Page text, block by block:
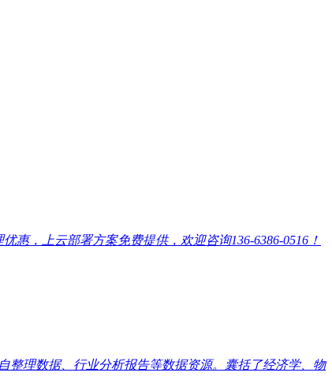
，上云部署方案免费提供，欢迎咨询136-6386-0516！
整理数据、行业分析报告等数据资源。囊括了经济学、物